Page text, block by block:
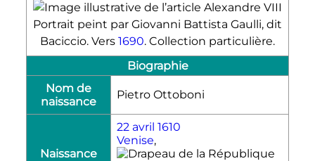
Portrait peint par Giovanni Battista Gaulli, dit
Baciccio. Vers 1690. Collection particulière.
Biographie
Nom de
naissance
Pietro Ottoboni
Naissance
22 avril 1610
Venise,